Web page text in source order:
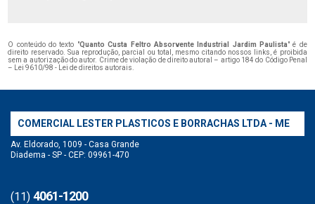
O conteúdo do texto "Quanto Custa Feltro Absorvente Industrial Jardim Paulista" é de
direito reservado. Sua reprodução, parcial ou total, mesmo citando nossos links, é proibida
sem a autorização do autor. Crime de violação de direito autoral – artigo 184 do Código Penal
–
Lei 9610/98 - Lei de direitos autorais
COMERCIAL LESTER PLASTICOS E BORRACHAS LTDA - ME
Av. Eldorado, 1009 - Casa Grande
Diadema - SP - CEP: 09961-470
(11) 4061-1200